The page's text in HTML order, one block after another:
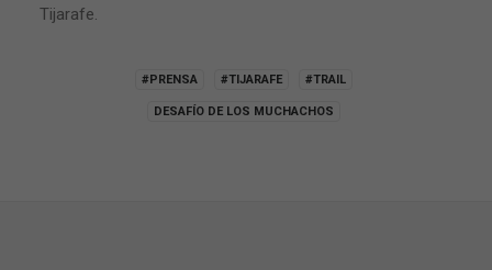
Tijarafe.
#PRENSA #TIJARAFE #TRAIL
DESAFÍO DE LOS MUCHACHOS